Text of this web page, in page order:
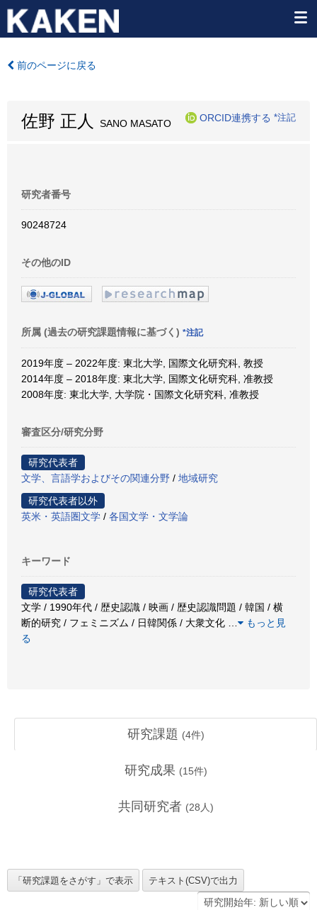
前のページに戻る
佐野 正人 SANO MASATO
ORCID連携する *注記
研究者番号
90248724
その他のID
所属 (過去の研究課題情報に基づく) *注記
2019年度 – 2022年度: 東北大学, 国際文化研究科, 教授
2014年度 – 2018年度: 東北大学, 国際文化研究科, 准教授
2008年度: 東北大学, 大学院・国際文化研究科, 准教授
審査区分/研究分野
研究代表者
文学、言語学およびその関連分野 / 地域研究
研究代表者以外
英米・英語圏文学 / 各国文学・文学論
キーワード
研究代表者
文学 / 1990年代 / 歴史認識 / 映画 / 歴史認識問題 / 韓国 / 横
断的研究 / フェミニズム / 日韓関係 / 大衆文化
もっと見
る
研究課題 (4件)
研究成果 (15件)
共同研究者 (28 人)